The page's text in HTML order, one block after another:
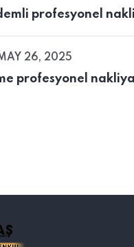
profesyonel
26, 2025
profesyonel